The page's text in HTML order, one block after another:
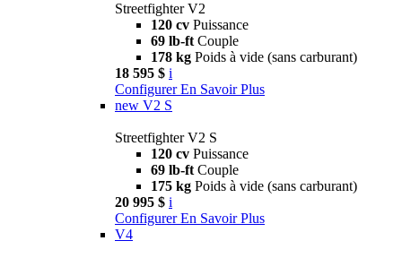
Streetfighter V2
120 cv Puissance
69 lb-ft Couple
178 kg Poids à vide (sans carburant)
18 595 $ i
Configurer En Savoir Plus
new V2 S
Streetfighter V2 S
120 cv Puissance
69 lb-ft Couple
175 kg Poids à vide (sans carburant)
20 995 $ i
Configurer En Savoir Plus
V4